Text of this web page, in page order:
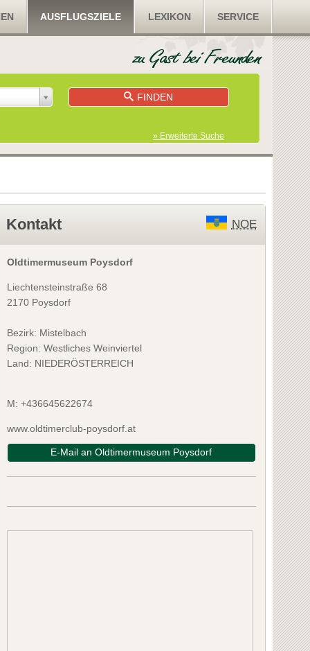
AUSFLUGSZIELE LEXIKON SERVICE
FINDEN
» Erweiterte Suche
Weingut
Kontakt NOE
Oldtimermuseum Poysdorf
Liechtensteinstraße 68
2170 Poysdorf
Bezirk: Mistelbach
Region: Westliches Weinviertel
Land: NIEDERÖSTERREICH
M: +436645622674
www.oldtimerclub-poysdorf.at
E-Mail an Oldtimermuseum Poysdorf